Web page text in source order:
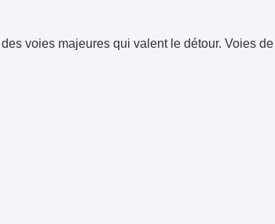
voies majeures qui valent le détour. Voies